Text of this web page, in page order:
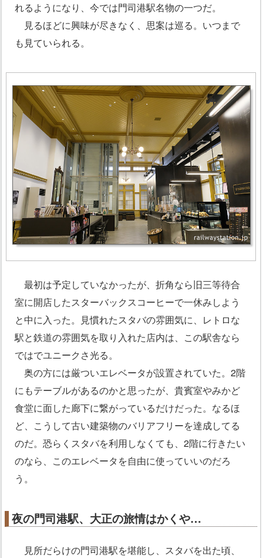
れるようになり、今では門司港駅名物の一つだ。
見るほどに興味が尽きなく、思案は巡る。いつまで
も見ていられる。
最初は予定していなかったが、折角なら旧三等待合
室に開店したスターバックスコーヒーで一休みしよう
と中に入った。見慣れたスタバの雰囲気に、レトロな
駅と鉄道の雰囲気を取り入れた店内は、この駅舎なら
ではでユニークさ光る。
奥の方には厳ついエレベータが設置されていた。2階
にもテーブルがあるのかと思ったが、貴賓室やみかど
食堂に面した廊下に繋がっているだけだった。なるほ
ど、こうして古い建築物のバリアフリーを達成してる
のだ。恐らくスタバを利用しなくても、2階に行きたい
のなら、このエレベータを自由に使っていいのだろ
う。
夜の門司港駅、大正の旅情はかくや…
見所だらけの門司港駅を堪能し、スタバを出た頃、